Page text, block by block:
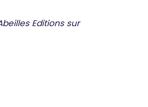
Editions sur